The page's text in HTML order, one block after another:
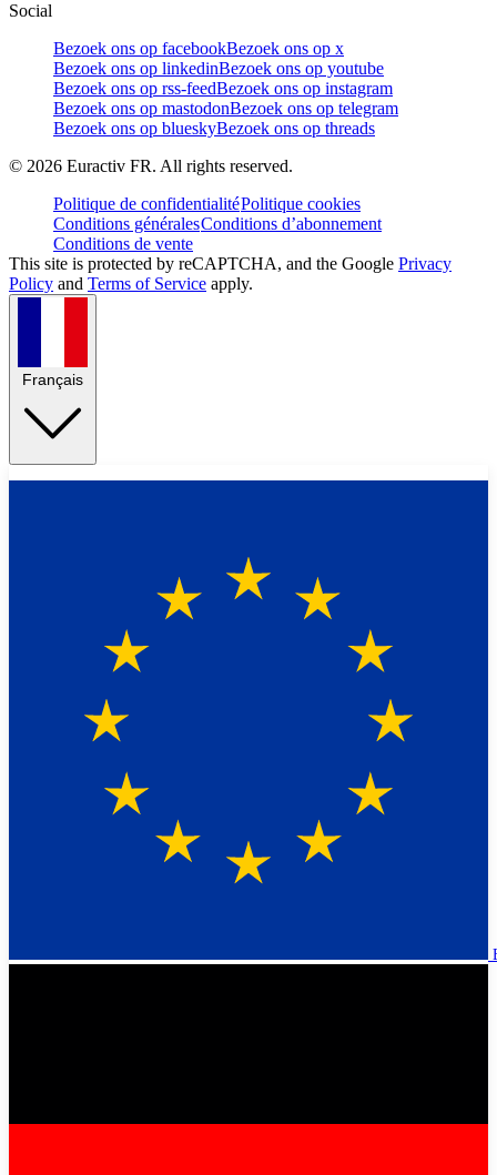
Social
Bezoek ons op facebookBezoek ons op x
Bezoek ons op linkedinBezoek ons op youtube
Bezoek ons op rss-feedBezoek ons op instagram
Bezoek ons op mastodonBezoek ons op telegram
Bezoek ons op blueskyBezoek ons op threads
© 2026 Euractiv FR. All rights reserved.
Politique de confidentialitéPolitique cookies
Conditions généralesConditions d’abonnement
Conditions de vente
This site is protected by reCAPTCHA, and the Google Privacy
Policy and Terms of Service apply.
Français